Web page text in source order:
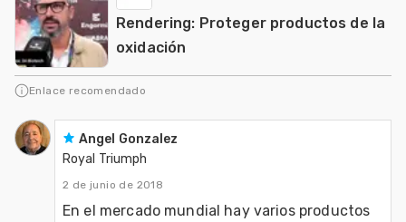
Rendering: Proteger productos de la
oxidación
Enlace recomendado
Angel Gonzalez
Royal Triumph
2 de junio de 2018
En el mercado mundial hay varios productos